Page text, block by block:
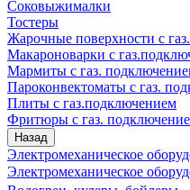
Соковыжималки
Тостеры
Жарочные поверхности с
Макароноварки с
Мармиты с газ.
Пароконвектоматы с газ.
Плиты с газ.подключением
Фритюры с газ.
Назад
Электромеханическое
Электромеханическое